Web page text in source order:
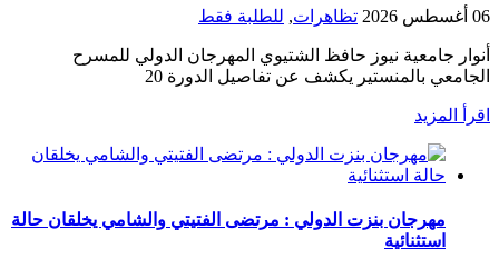
06 أغسطس 2026 تظاهرات, للطلبة فقط
أنوار جامعية نيوز حافظ الشتيوي المهرجان الدولي للمسرح
الجامعي بالمنستير يكشف عن تفاصيل الدورة 20
اقرأ المزيد
مهرجان بنزت الدولي : مرتضى الفتيتي والشامي يخلقان حالة
استثنائية